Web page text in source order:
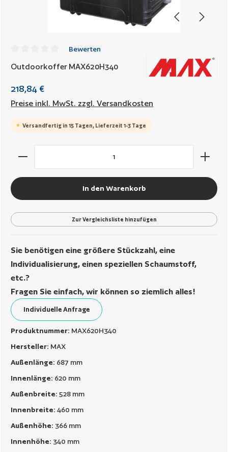
Durchschnittliche Bewertung von 0 von 5 Sternen
Bewerten
Outdoorkoffer MAX620H340
218,84 €
Preise inkl. MwSt. zzgl. Versandkosten
Versandfertig in 15 Tagen, Lieferzeit 1-3 Tage
Produkt Anzahl: Gib den gewünschten Wert ein oder
In den Warenkorb
Zur Vergleichsliste hinzufügen
Sie benötigen eine größere Stückzahl, eine
Individualisierung, einen speziellen Schaumstoff,
etc.?
Fragen Sie einfach, wir können so ziemlich alles!
Individuelle Anfrage
Produktnummer: MAX620H340
Hersteller: MAX
Außenlänge: 687 mm
Innenlänge: 620 mm
Außenbreite: 528 mm
Innenbreite:460 mm
Außenhöhe: 366 mm
Innenhöhe: 340 mm